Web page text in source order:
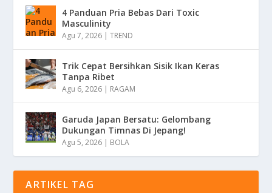
4 Panduan Pria Bebas Dari Toxic
Masculinity
Agu 7, 2026 |TREND
Trik Cepat Bersihkan Sisik Ikan Keras
Tanpa Ribet
Agu 6, 2026 | RAGAM
Garuda Japan Bersatu: Gelombang
Dukungan Timnas Di Jepang!
Agu 5, 2026 | BOLA
ARTIKEL TAG